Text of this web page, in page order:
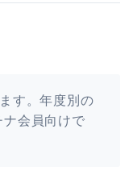
す。年度別の
会員向けで